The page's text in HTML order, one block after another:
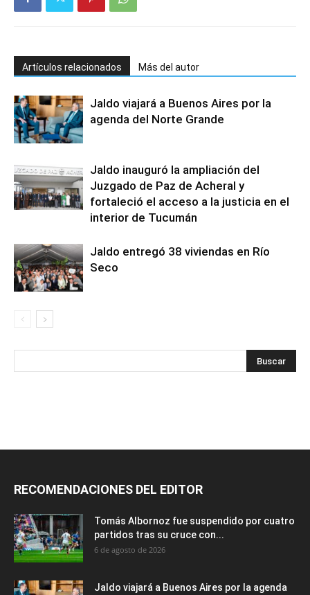
Artículos relacionados Más del autor
Jaldo viajará a Buenos Aires por la
agenda del Norte Grande
Jaldo inauguró la ampliación del
Juzgado de Paz de Acheral y
fortaleció el acceso a la justicia en el
interior de Tucumán
Jaldo entregó 38 viviendas en Río
Seco
RECOMENDACIONES DEL EDITOR
Tomás Albornoz fue suspendido por cuatro
partidos tras su cruce con...
6 de agosto de 2026
Jaldo viajará a Buenos Aires por la agenda